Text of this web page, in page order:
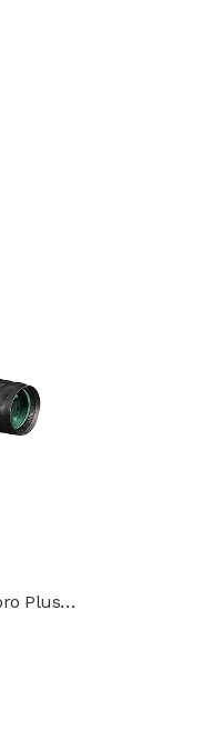
Mira telescópica Konus Konuspro Plus 6-24x50 AO